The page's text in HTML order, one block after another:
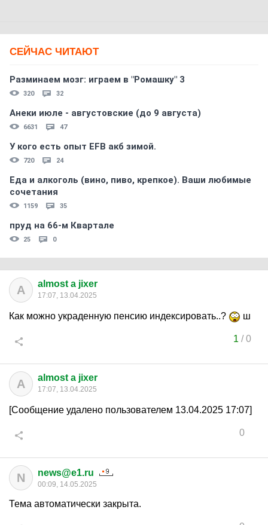
СЕЙЧАС ЧИТАЮТ
Разминаем мозг: играем в "Ромашку" 3
320 32
Анеки июле - августовские (до 9 августа)
6631 47
У кого есть опыт EFB акб зимой.
720 24
Еда и алкоголь (вино, пиво, крепкое). Ваши любимые
сочетания
1159 35
пруд на 66-м Квартале
25 0
A almost a jixer
17:07, 13.04.2025
Как можно украденную пенсию индексировать..? ш
1 /0
A almost a jixer
17:07, 13.04.2025
[Сообщение удалено пользователем 13.04.2025 17:07]
0
N news@e1.ru
00:09, 14.05.2025
Тема автоматически закрыта.